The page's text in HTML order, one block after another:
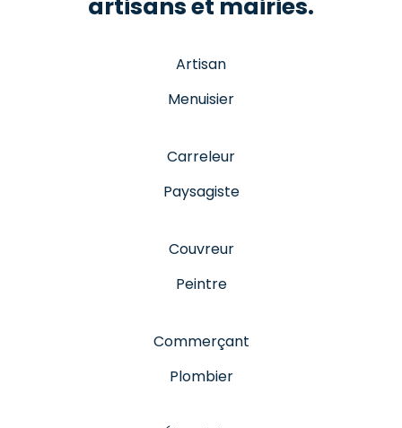
artisans et mairies.
Artisan
Menuisier
Carreleur
Paysagiste
Couvreur
Peintre
Commerçant
Plombier